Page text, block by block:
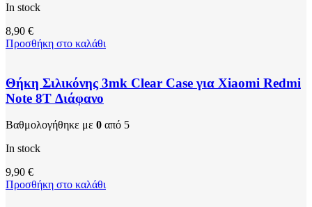
In stock
8,90 €
Προσθήκη στο καλάθι
Θήκη Σιλικόνης 3mk Clear Case για Xiaomi Redmi
Note 8T Διάφανο
Βαθμολογήθηκε με 0 από 5
In stock
9,90 €
Προσθήκη στο καλάθι